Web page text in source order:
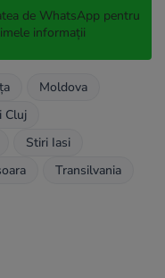
de WhatsApp pentru
informații
Moldova
Cluj
Stiri Iasi
Transilvania